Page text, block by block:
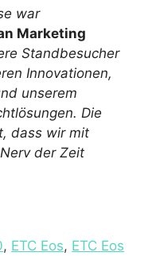
war
Marketing
Standbesucher
Innovationen,
unserem
Die
dass wir mit
der Zeit
, ETC Eos, ETC Eos